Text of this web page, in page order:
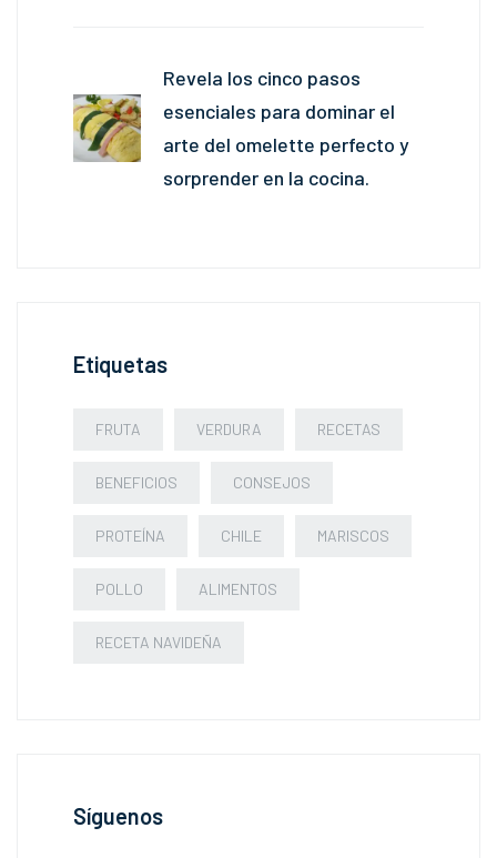
Revela los cinco pasos
esenciales para dominar el
arte del omelette perfecto y
sorprender en la cocina.
Etiquetas
FRUTA VERDURA RECETAS
BENEFICIOS CONSEJOS
PROTEÍNA CHILE MARISCOS
POLLO ALIMENTOS
RECETA NAVIDEÑA
Síguenos